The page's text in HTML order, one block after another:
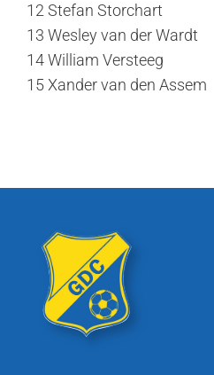
12 Stefan Storchart
13 Wesley van der Wardt
14 William Versteeg
15 Xander van den Assem